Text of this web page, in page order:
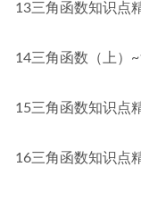
13三角函数知识点
14三角函数（上）
15三角函数知识点
16三角函数知识点